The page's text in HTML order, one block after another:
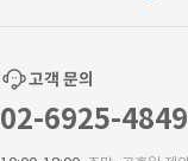
고객 문의
02-6925-4849